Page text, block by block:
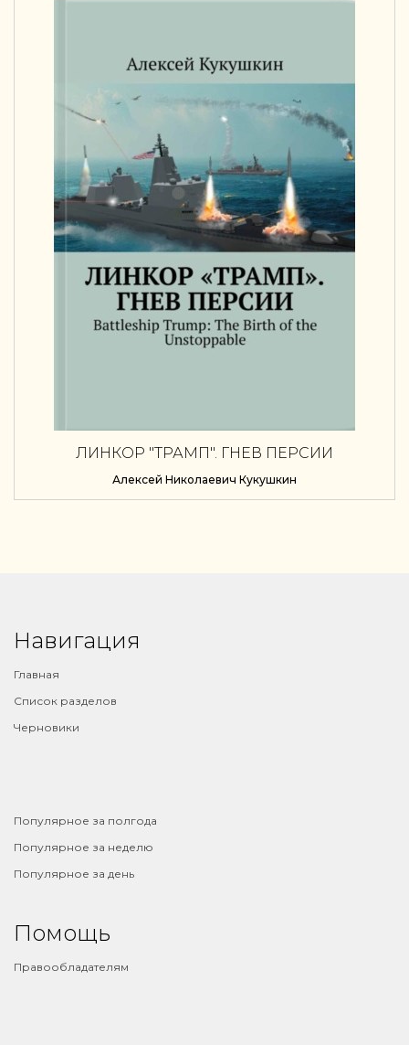
ЛИНКОР "ТРАМП". ГНЕВ ПЕРСИИ
Алексей Николаевич Кукушкин
Навигация
Главная
Список разделов
Черновики
Популярное за полгода
Популярное за неделю
Популярное за день
Помощь
Правообладателям